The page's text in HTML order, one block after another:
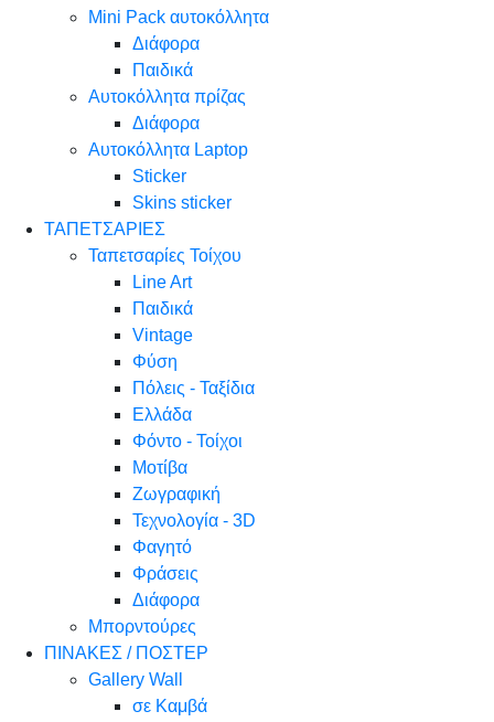
Mini Pack αυτοκόλλητα
Διάφορα
Παιδικά
Αυτοκόλλητα πρίζας
Διάφορα
Αυτοκόλλητα Laptop
Sticker
Skins sticker
ΤΑΠΕΤΣΑΡΙΕΣ
Ταπετσαρίες Τοίχου
Line Art
Παιδικά
Vintage
Φύση
Πόλεις - Ταξίδια
Ελλάδα
Φόντο - Τοίχοι
Μοτίβα
Ζωγραφική
Τεχνολογία - 3D
Φαγητό
Φράσεις
Διάφορα
Μπορντούρες
ΠΙΝΑΚΕΣ / ΠΟΣΤΕΡ
Gallery Wall
σε Καμβά